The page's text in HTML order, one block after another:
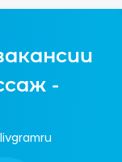
-